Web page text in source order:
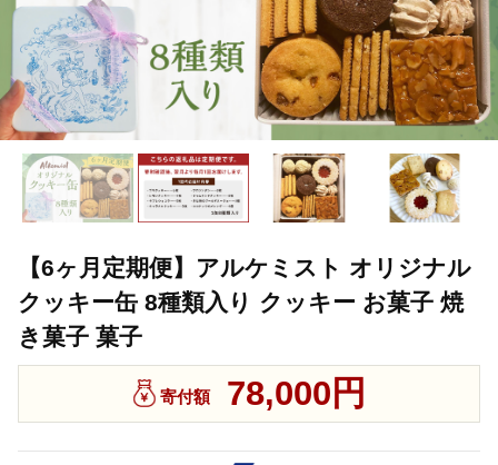
【6ヶ月定期便】アルケミスト オリジナル
クッキー缶 8種類入り クッキー お菓子 焼
き菓子 菓子
寄付額 78,000円